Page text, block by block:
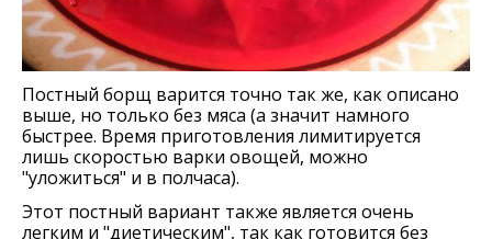
Постный борщ варится точно так же, как описано
выше, но только без мяса (а значит намного
быстрее. Время приготовления лимитируется
лишь скоростью варки овощей, можно
"уложиться" и в полчаса).
Этот постный вариант также является очень
легким и "диетическим", так как готовится без